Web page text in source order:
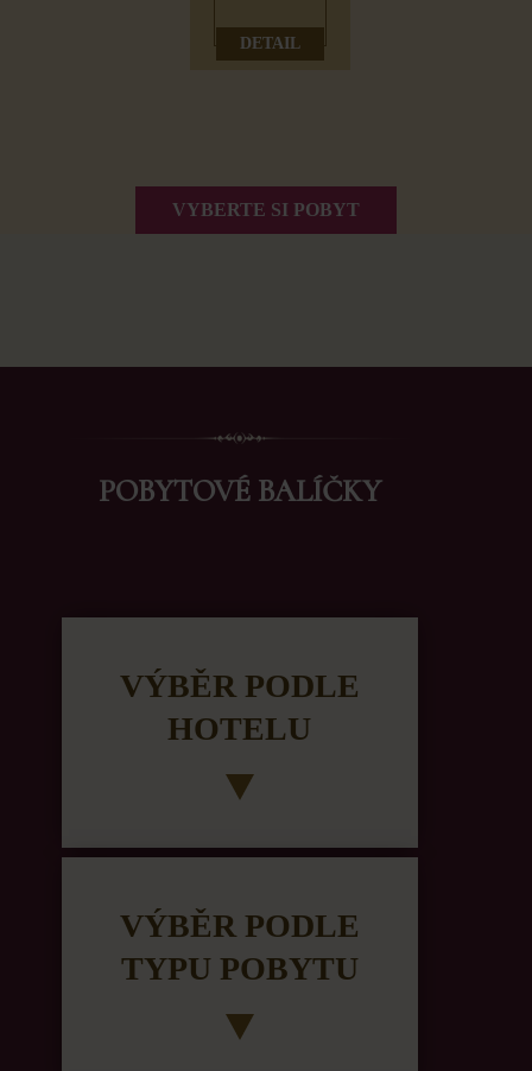
DETAIL
VYBERTE SI POBYT
POBYTOVÉ BALÍČKY
VÝBĚR PODLE
HOTELU
VÝBĚR PODLE
TYPU POBYTU